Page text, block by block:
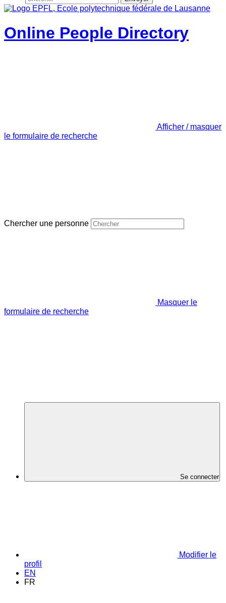
Online People Directory
Afficher / masquer
le formulaire de recherche
Chercher une personne
Masquer le
formulaire de recherche
Se connecter
Modifier le
profil
EN
FR